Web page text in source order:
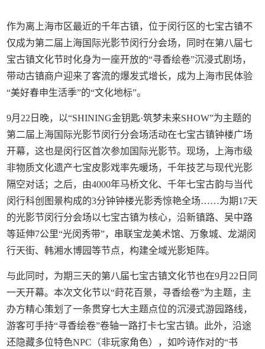
作为离上海市区最近的千年古镇，位于闵行区的七宝古镇不
仅成为第二届上海国际光影节闵行分会场，同时在第八届七
宝古镇文化节时化身为一座开放的“寻香绘卷”沉浸式剧场，
带动古镇商户迎来了客流的爆发式增长，成为上海市民体验
“美好春申生活季”的“文化地标”。
9月22日晚，以“SHINING金钥匙·筑梦未来SHOW”为主题的
第二届上海国际光影节闵行分会场活动在七宝古镇钟楼广场
开幕，这也是闵行区首次参加国际光影节。现场，上海市级
非物质文化遗产七宝皮影戏率先暖场，千年技艺与现代光影
隔空对话；之后，由4000年马桥文化、千年七宝古韵与当代
闵行科创图景构成的3分钟钟楼光影秀惊艳全场……为期17天
的光影节闵行分会场以七宝古镇为核心，沿新镇路、吴中路
等延伸7公里“光闵秀带”，串联宝龙美术馆、万象城、龙湖闵
行天街、韩湘水博园等节点，构建全域光影矩阵。
与此同时，为期三天的第八届七宝古镇文化节也在9月22日同
一天开幕。本次文化节以“莳花百景，寻香绘卷”为主题，主
办方精心策划了一条贯穿七大主题点位的沉浸式游园路线，
游客可手持“寻香绘卷”卷轴一路打卡七宝古镇。此外，沿途
还隐藏多位特色NPC（非玩家角色），如吟诗作对的“书